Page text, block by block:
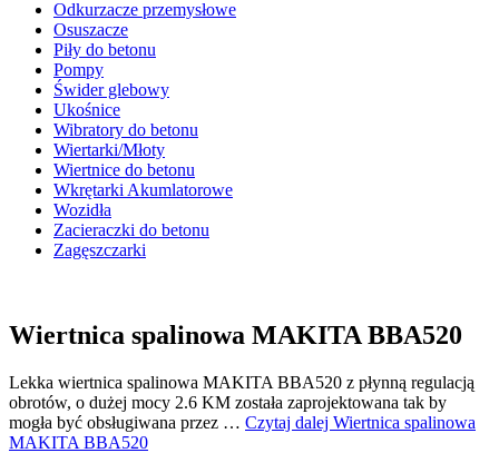
Odkurzacze przemysłowe
Osuszacze
Piły do betonu
Pompy
Świder glebowy
Ukośnice
Wibratory do betonu
Wiertarki/Młoty
Wiertnice do betonu
Wkrętarki Akumlatorowe
Wozidła
Zacieraczki do betonu
Zagęszczarki
Wiertnica spalinowa MAKITA BBA520
Lekka wiertnica spalinowa MAKITA BBA520 z płynną regulacją
obrotów, o dużej mocy 2.6 KM została zaprojektowana tak by
mogła być obsługiwana przez … Czytaj dalej Wiertnica spalinowa
MAKITA BBA520